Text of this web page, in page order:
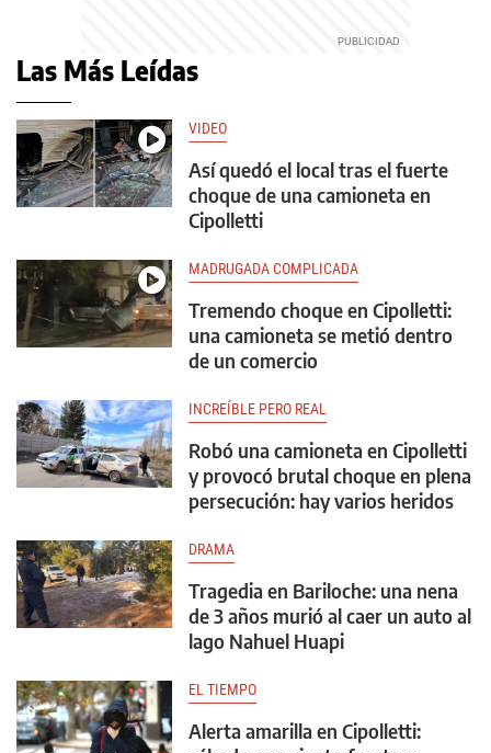
Las Más Leídas
VIDEO
Así quedó el local tras el fuerte
choque de una camioneta en
Cipolletti
MADRUGADA COMPLICADA
Tremendo choque en Cipolletti:
una camioneta se metió dentro
de un comercio
INCREÍBLE PERO REAL
Robó una camioneta en Cipolletti
y provocó brutal choque en plena
persecución: hay varios heridos
DRAMA
Tragedia en Bariloche: una nena
de 3 años murió al caer un auto al
lago Nahuel Huapi
EL TIEMPO
Alerta amarilla en Cipolletti: